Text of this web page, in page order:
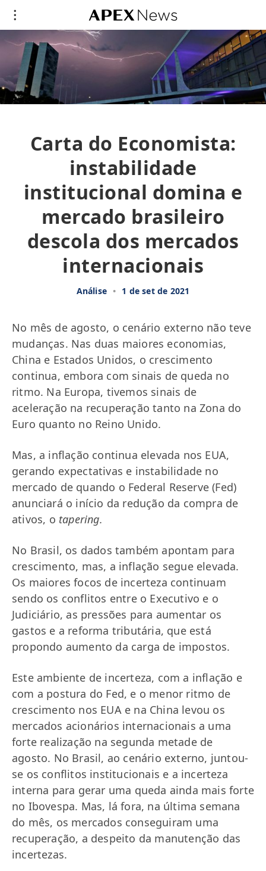
Carta do Economista:
instabilidade
institucional domina e
mercado brasileiro
descola dos mercados
internacionais
Análise • 1 de set de 2021
No mês de agosto, o cenário externo não teve
mudanças. Nas duas maiores economias,
China e Estados Unidos, o crescimento
continua, embora com sinais de queda no
ritmo. Na Europa, tivemos sinais de
aceleração na recuperação tanto na Zona do
Euro quanto no Reino Unido.
Mas, a inflação continua elevada nos EUA,
gerando expectativas e instabilidade no
mercado de quando o Federal Reserve (Fed)
anunciará o início da redução da compra de
ativos, o tapering.
No Brasil, os dados também apontam para
crescimento, mas, a inflação segue elevada.
Os maiores focos de incerteza continuam
sendo os conflitos entre o Executivo e o
Judiciário, as pressões para aumentar os
gastos e a reforma tributária, que está
propondo aumento da carga de impostos.
Este ambiente de incerteza, com a inflação e
com a postura do Fed, e o menor ritmo de
crescimento nos EUA e na China levou os
mercados acionários internacionais a uma
forte realização na segunda metade de
agosto. No Brasil, ao cenário externo, juntou-
se os conflitos institucionais e a incerteza
interna para gerar uma queda ainda mais forte
no Ibovespa. Mas, lá fora, na última semana
do mês, os mercados conseguiram uma
recuperação, a despeito da manutenção das
incertezas.